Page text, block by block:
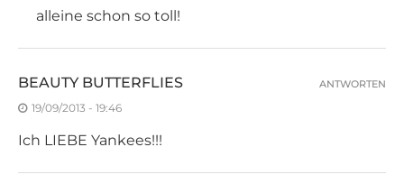
alleine schon so toll!
BEAUTY BUTTERFLIES
19/09/2013 - 19:46
Ich LIEBE Yankees!!!
ANTWORTEN